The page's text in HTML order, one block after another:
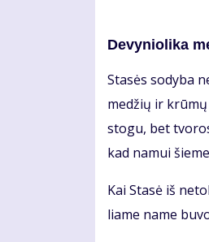
De­vy­nio­li­ka
Sta­sės so­dy­ba
me­džių ir
sto­gu, bet
kad na­mui
Kai Sta­sė iš
lia­me na­me